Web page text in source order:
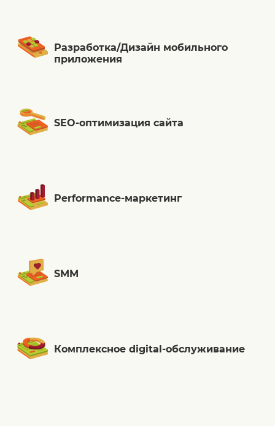
Разработка/Дизайн мобильного
приложения
SEO-оптимизация сайта
Performance-маркетинг
SMM
Комплексное digital-обслуживание